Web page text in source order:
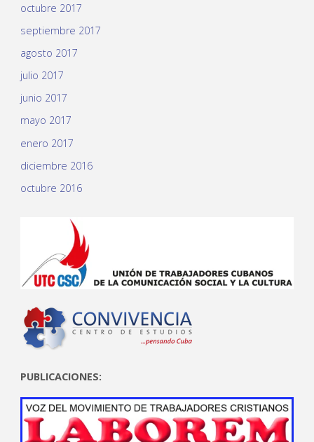
octubre 2017
septiembre 2017
agosto 2017
julio 2017
junio 2017
mayo 2017
enero 2017
diciembre 2016
octubre 2016
PUBLICACIONES: